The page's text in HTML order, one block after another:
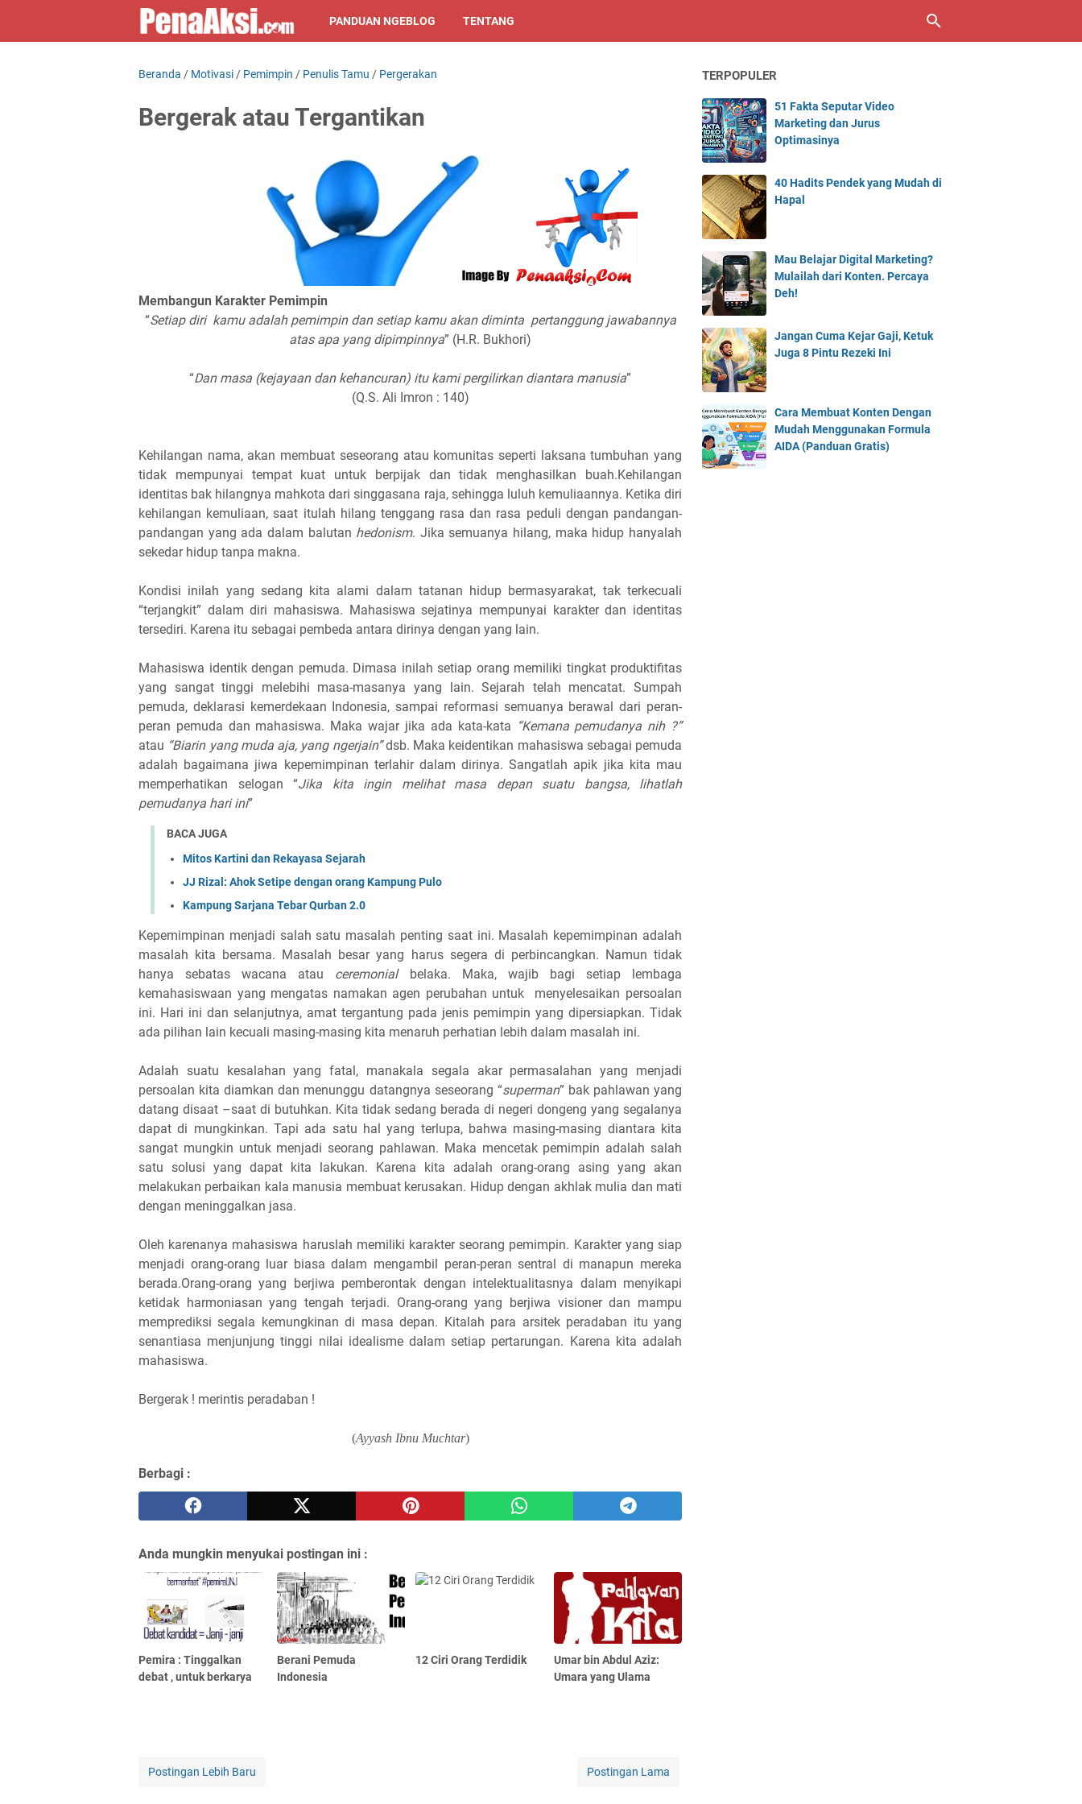
PANDUAN NGEBLOG TENTANG
Beranda / Motivasi / Pemimpin / Penulis Tamu / Pergerakan
Bergerak atau Tergantikan
Membangun Karakter Pemimpin
“Setiap diri kamu adalah pemimpindan setiap kamu akan diminta pertanggung jawabannya
atas apa yang dipimpinnya” (H.R. Bukhori)
“Dan masa (kejayaan dan kehancuran) itu kami pergilirkan diantara manusia”
(Q.S. Ali Imron : 140)
Kehilangan nama, akan membuat seseorang atau komunitas seperti laksana tumbuhan yang
tidak mempunyai tempat kuat untuk berpijak dan tidak menghasilkan buah.Kehilangan
identitas bak hilangnya mahkota dari singgasana raja, sehingga luluh kemuliaannya. Ketika diri
kehilangan kemuliaan, saat itulah hilang tenggang rasa dan rasa peduli dengan pandangan-
pandangan yang ada dalam balutan hedonism. Jika semuanya hilang, maka hidup hanyalah
sekedar hidup tanpa makna.
Kondisi inilah yang sedang kita alami dalam tatanan hidup bermasyarakat, tak terkecuali
“terjangkit” dalam diri mahasiswa. Mahasiswa sejatinya mempunyai karakter dan identitas
tersediri. Karena itu sebagai pembeda antara dirinya dengan yang lain.
Mahasiswa identik dengan pemuda. Dimasa inilah setiap orang memiliki tingkat produktifitas
yang sangat tinggi melebihi masa-masanya yang lain. Sejarah telah mencatat. Sumpah
pemuda, deklarasi kemerdekaan Indonesia, sampai reformasi semuanya berawal dari peran-
peran pemuda dan mahasiswa. Maka wajar jika ada kata-kata “Kemana pemudanya nih ?”
atau “Biarin yang muda aja, yang ngerjain”dsb. Maka keidentikan mahasiswa sebagai pemuda
adalah bagaimana jiwa kepemimpinan terlahir dalam dirinya. Sangatlah apik jika kita mau
memperhatikan selogan “Jika kita ingin melihat masa depan suatu bangsa, lihatlah
pemudanya hari ini”
BACA JUGA
Mitos Kartini dan Rekayasa Sejarah
JJ Rizal: Ahok Setipe dengan orang Kampung Pulo
Kampung Sarjana Tebar Qurban 2.0
Kepemimpinan menjadi salah satu masalah penting saat ini. Masalah kepemimpinan adalah
masalah kita bersama. Masalah besar yang harus segera di perbincangkan. Namun tidak
hanya sebatas wacana atau ceremonial belaka. Maka, wajib bagi setiap lembaga
kemahasiswaan yang mengatas namakan agen perubahan untuk
menyelesaikan persoalan
ini. Hari ini dan selanjutnya, amat tergantung pada jenis pemimpin yang dipersiapkan. Tidak
ada pilihan lain kecuali masing-masing kita menaruh perhatian lebih dalam masalah ini.
Adalah suatu kesalahan yang fatal, manakala segala akar permasalahan yang menjadi
persoalan kita diamkan dan menunggu datangnya seseorang “superman” bak pahlawan yang
datang disaat –saat di butuhkan. Kita tidak sedang berada di negeri dongeng yang segalanya
dapat di mungkinkan. Tapi ada satu hal yang terlupa, bahwa masing-masing diantara kita
sangat mungkin untuk menjadi seorang pahlawan. Maka mencetak pemimpin adalah salah
satu solusi yang dapat kita lakukan. Karena kita adalah orang-orang asing yang akan
melakukan perbaikan kala manusia membuat kerusakan. Hidup dengan akhlak mulia dan mati
dengan meninggalkan jasa.
Oleh karenanya mahasiswa haruslah memiliki karakter seorang pemimpin. Karakter yang siap
menjadi orang-orang luar biasa dalam mengambil peran-peran sentral di manapun mereka
berada.Orang-orang yang berjiwa pemberontak dengan intelektualitasnya dalam menyikapi
ketidak harmoniasan yang tengah terjadi. Orang-orang yang berjiwa visioner dan mampu
memprediksi segala kemungkinan di masa depan. Kitalah para arsitek peradaban itu yang
senantiasa menjunjung tinggi nilai idealisme dalam setiap pertarungan. Karena kita adalah
mahasiswa.
Bergerak ! merintis peradaban !
(Ayyash Ibnu Muchtar)
Berbagi :
Anda mungkin menyukai postingan ini :
Pemira : Tinggalkan
debat , untuk berkarya
Berani Pemuda
Indonesia
12 Ciri Orang Terdidik
Umar bin Abdul Aziz:
Umara yang Ulama
Postingan Lebih Baru Postingan Lama
TERPOPULER
51 Fakta Seputar Video
Marketing dan Jurus
Optimasinya
40 Hadits Pendek yang Mudah di
Hapal
Mau Belajar Digital Marketing?
Mulailah dari Konten. Percaya
Deh!
Jangan Cuma Kejar Gaji, Ketuk
Juga 8 Pintu Rezeki Ini
Cara Membuat Konten Dengan
Mudah Menggunakan Formula
AIDA (Panduan Gratis)